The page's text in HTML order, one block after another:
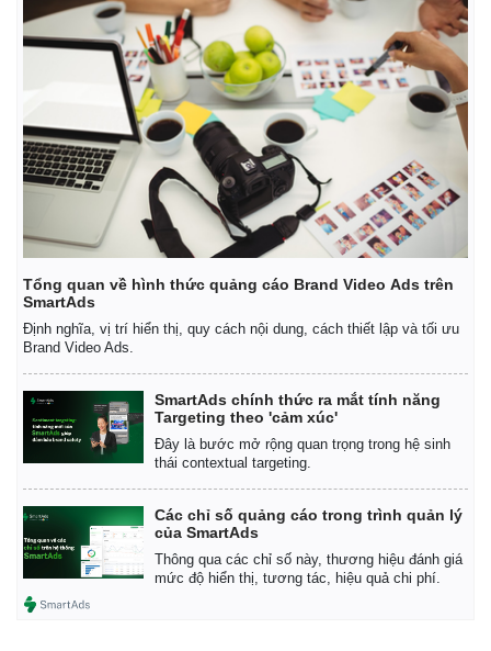
Kinh tế
Bất động sản
Khởi nghiệp
Thị trường
Giá vàng
Tổng quan về hình thức quảng cáo Brand Video Ads trên
SmartAds
Định nghĩa, vị trí hiển thị, quy cách nội dung, cách thiết lập và tối ưu
Brand Video Ads.
SmartAds chính thức ra mắt tính năng
Targeting theo 'cảm xúc'
Đây là bước mở rộng quan trọng trong hệ sinh
thái contextual targeting.
Các chỉ số quảng cáo trong trình quản lý
của SmartAds
Thông qua các chỉ số này, thương hiệu đánh giá
mức độ hiển thị, tương tác, hiệu quả chi phí.